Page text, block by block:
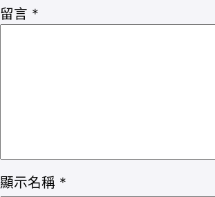
留言 *
顯示名稱 *